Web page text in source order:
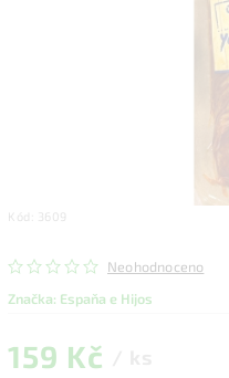
Kód: 3609
Neohodnoceno
Značka: Espaňa e Hijos
159 Kč